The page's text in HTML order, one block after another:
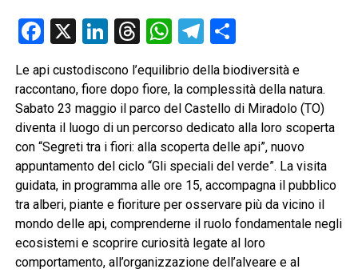
Facebook
X LinkedIn
Threads
WhatsApp
Telegram
Le api custodiscono l’equilibrio della biodiversità e
raccontano, fiore dopo fiore, la complessità della natura.
Sabato 23 maggio il parco del Castello di Miradolo (TO)
diventa il luogo di un percorso dedicato alla loro scoperta
con “Segreti tra i fiori: alla scoperta delle api”, nuovo
appuntamento del ciclo “Gli speciali del verde”. La visita
guidata, in programma alle ore 15, accompagna il pubblico
tra alberi, piante e fioriture per osservare più da vicino il
mondo delle api, comprenderne il ruolo fondamentale negli
ecosistemi e scoprire curiosità legate al loro
comportamento, all’organizzazione dell’alveare e al